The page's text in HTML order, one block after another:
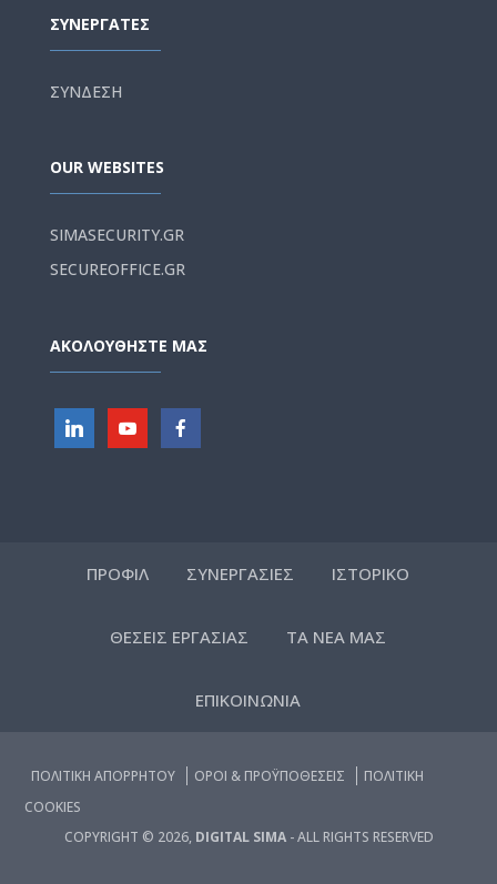
ΣΥΝΕΡΓΑΤΕΣ
ΣΥΝΔΕΣΗ
OUR WEBSITES
SIMASECURITY.GR
SECUREOFFICE.GR
ΑΚΟΛΟΥΘΗΣΤΕ ΜΑΣ
ΠΡΟΦΙΛ ΣΥΝΕΡΓΑΣΙΕΣ ΙΣΤΟΡΙΚΟ
ΘΕΣΕΙΣ ΕΡΓΑΣΙΑΣ ΤΑ ΝΕΑ ΜΑΣ
ΕΠΙΚΟΙΝΩΝΙΑ
ΠΟΛΙΤΙΚΗ ΑΠΟΡΡΗΤΟΥ ΟΡΟΙ & ΠΡΟΫΠΟΘΕΣΕΙΣ
ΠΟΛΙΤΙΚΗ
COOKIES
COPYRIGHT © 2026, DIGITAL SIMA- ALL RIGHTS RESERVED